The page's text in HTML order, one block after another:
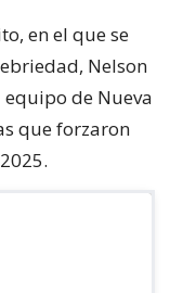
en el que se
Nelson
de Nueva
que forzaron